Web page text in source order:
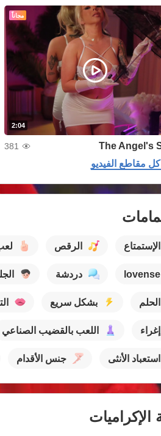
مجاناً
2:04
The Angel's
381
مقاطع الفيديو
الإستمتاع الرقص
lovense دردشة
الحلم بشكل سريع
إغراء اللعب بالقضيب الصناعي
استعباد الأنثى جنس الأقدام
الإكراميات